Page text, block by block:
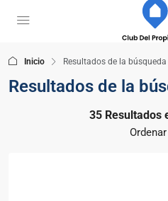
Inicio Resultados de la búsqueda
Resultados de la
35 Resultados